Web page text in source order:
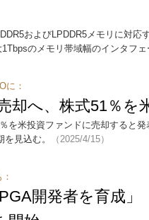
およびLPDDR5メモリに対応
のメモリ帯域幅のインタフ
に：
却へ、株式51％を
を米投資ファンドに売却すると
見込む。
（2025/4/15）
開発者を育成